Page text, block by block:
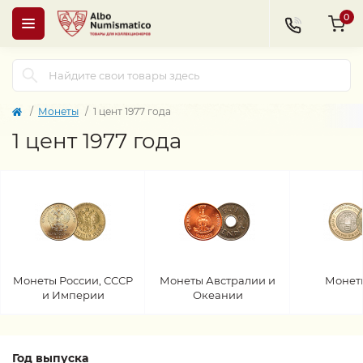
0
Монеты 1 цент 1977 года
1 цент 1977 года
Монеты России, СССР
и Империи
Монеты Австралии и
Океании
Год выпуска